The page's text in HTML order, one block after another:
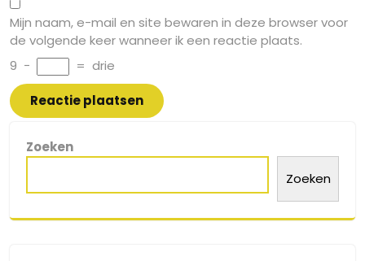
Mijn naam, e-mail en site bewaren in deze browser voor
de volgende keer wanneer ik een reactie plaats.
9 − = drie
Zoeken
Zoeken